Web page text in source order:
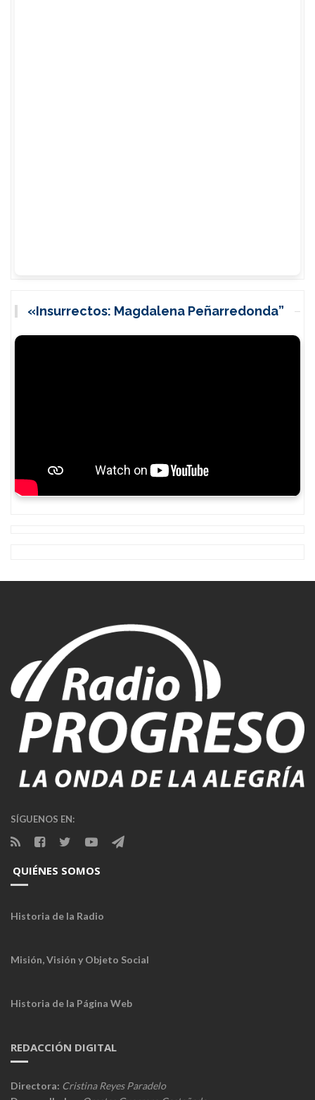
«Insurrectos: Magdalena Peñarredonda”
SÍGUENOS EN:
QUIÉNES SOMOS
Historia de la Radio
Misión, Visión y Objeto Social
Historia de la Página Web
REDACCIÓN DIGITAL
Directora: Cristina Reyes Paradelo